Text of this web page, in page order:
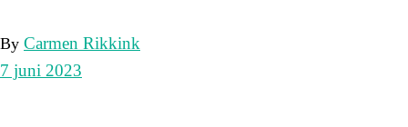
By Carmen Rikkink
7 juni 2023